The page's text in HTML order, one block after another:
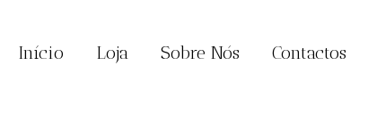
Início Loja Sobre Nós Contactos